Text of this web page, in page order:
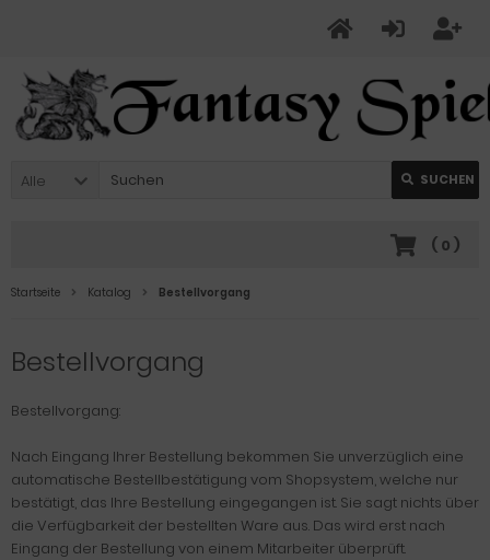
Alle SUCHEN
( 0 )
Startseite Katalog Bestellvorgang
Bestellvorgang
Bestellvorgang:
Nach Eingang Ihrer Bestellung bekommen Sie unverzüglich eine
automatische Bestellbestätigung vom Shopsystem, welche nur
bestätigt, das Ihre Bestellung eingegangen ist. Sie sagt nichts über
die Verfügbarkeit der bestellten Ware aus. Das wird erst nach
Eingang der Bestellung von einem Mitarbeiter überprüft.